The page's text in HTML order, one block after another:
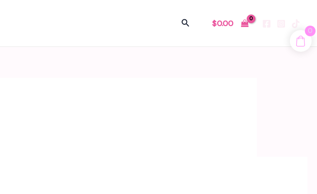
Buscar $0.00
0